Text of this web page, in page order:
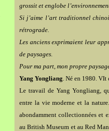
grossit et englobe
Si j’aime l’art traditionnel
rétrograde.
Les anciens exprimaient leur
de paysages.
Pour ma part, mon propre
Yang Yongliang. Né en 1980. VIt
Le travail de Yang Yongliang,
entre la vie moderne et la
abondamment collectionnées et
au British Museum et au Red